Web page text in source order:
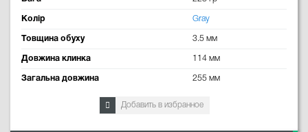
Колір Gray
Товщина обуху 3.5 мм
Довжина клинка 114 мм
Загальна довжина 255 мм
Добавить в избранное